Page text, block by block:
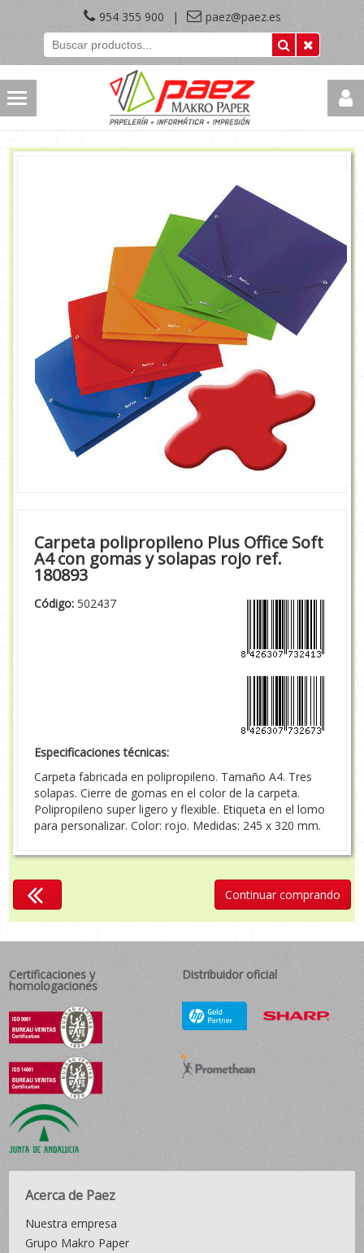
954 355 900 | paez@paez.es
Carpeta polipropileno Plus Office Soft
A4 con gomas y solapas rojo ref.
180893
Código: 502437
Especificaciones técnicas:
Carpeta fabricada en polipropileno. Tamaño A4. Tres
solapas. Cierre de gomas en el color de la carpeta.
Polipropileno super ligero y flexible. Etiqueta en el lomo
para personalizar. Color: rojo. Medidas: 245 x 320 mm.
Continuar comprando
Certificaciones y
homologaciones
Distribuidor oficial
Acerca de Paez
Nuestra empresa
Grupo Makro Paper